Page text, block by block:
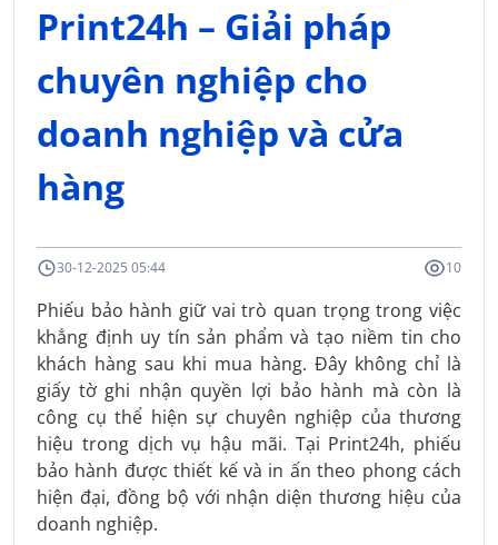
Print24h – Giải pháp
chuyên nghiệp cho
doanh nghiệp và cửa
hàng
30-12-2025 05:44 10
Phiếu bảo hành giữ vai trò quan trọng trong việc
khẳng định uy tín sản phẩm và tạo niềm tin cho
khách hàng sau khi mua hàng. Đây không chỉ là
giấy tờ ghi nhận quyền lợi bảo hành mà còn là
công cụ thể hiện sự chuyên nghiệp của thương
hiệu trong dịch vụ hậu mãi. Tại Print24h, phiếu
bảo hành được thiết kế và in ấn theo phong cách
hiện đại, đồng bộ với nhận diện thương hiệu của
doanh nghiệp.